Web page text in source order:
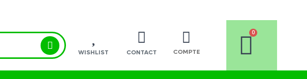
WISHLIST CONTACT COMPTE